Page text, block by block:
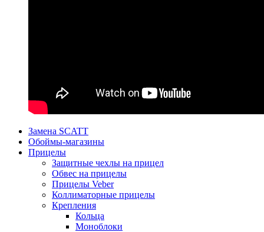
Замена SCATT
Обоймы-магазины
Прицелы
Защитные чехлы на прицел
Обвес на прицелы
Прицелы Veber
Коллиматорные прицелы
Крепления
Кольца
Моноблоки